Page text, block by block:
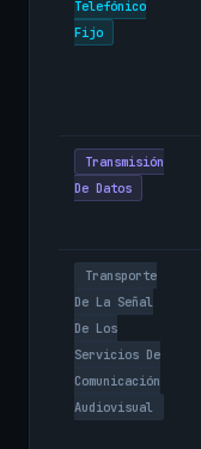
Telefónico
Fijo
Transmisión
De Datos
Transporte
De La Señal
De Los
Servicios De
Comunicación
Audiovisual